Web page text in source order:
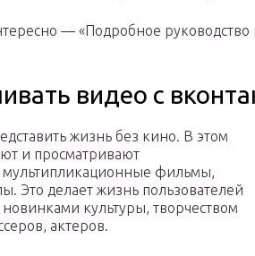
— «Подробное руководство
видео с
жизнь без кино. В этом
и просматривают
мультипликационные фильмы,
Это делает жизнь пользователей
новинками культуры, творчеством
актеров.